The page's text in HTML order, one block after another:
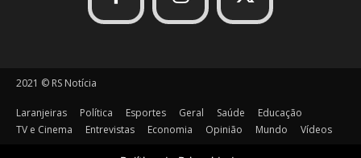
2021 © RS Notícia
Laranjeiras Política Esportes Geral Saúde
Educação
TV e Cinema
Entrevistas Economia Opinião Mundo Vídeos